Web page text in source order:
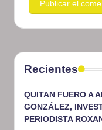
Recientes
QUITAN FUERO A
GONZÁLEZ,
PERIODISTA